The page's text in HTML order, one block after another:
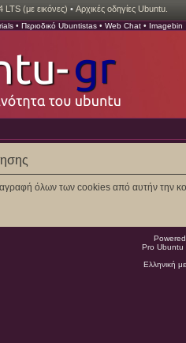
(με εικόνες) • Αρχικές οδηγίες Ubuntu.
• Περιοδικό Ubuntistas • Web Chat • Imagebin
όλων των cookies από αυτήν την
Pro
Ελληνική